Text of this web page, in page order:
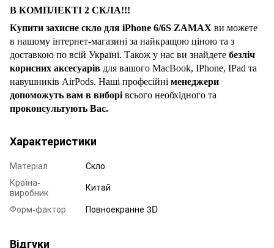
В КОМПЛЕКТІ 2 СКЛА!!!
Купити захисне скло для iPhone 6/6S ZAMAX ви можете
в нашому інтернет-магазині за найкращою ціною та з
доставкою по всій Україні. Також у нас ви знайдете безліч
корисних аксесуарів для вашого MacBook, IPhone, IPad та
навушників AirPods. Наші професійні менеджери
допоможуть вам в виборі всього необхідного та
проконсультують Вас.
Характеристики
Матеріал
Скло
Країна-
виробник
Китай
Форм-фактор
Повноекранне 3D
Відгуки